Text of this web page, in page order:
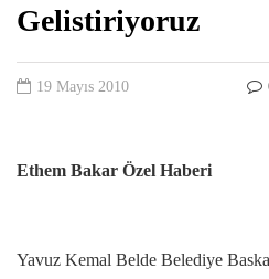
Gelistiriyoruz
19 Mayıs 2010
Ethem Bakar Özel Haberi
Yavuz Kemal Belde Belediye